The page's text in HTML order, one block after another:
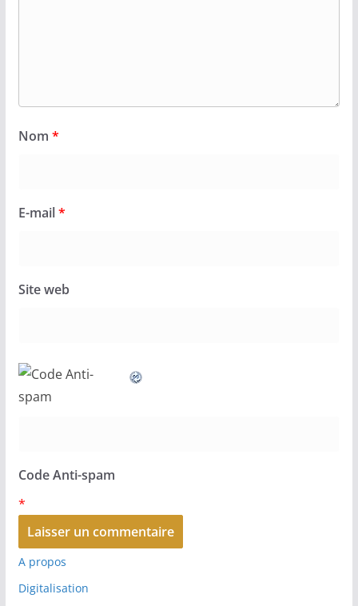
Nom *
E-mail*
Site web
Code Anti-spam
*
A propos
Digitalisation